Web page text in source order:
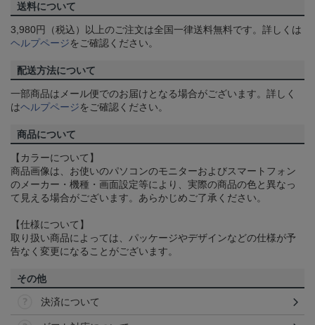
送料について
3,980円（税込）以上のご注文は全国一律送料無料です。詳しくは
ヘルプページをご確認ください。
配送方法について
一部商品はメール便でのお届けとなる場合がございます。詳しく
はヘルプページをご確認ください。
商品について
【カラーについて】
商品画像は、お使いのパソコンのモニターおよびスマートフォン
のメーカー・機種・画面設定等により、実際の商品の色と異なっ
て見える場合がございます。あらかじめご了承ください。
【仕様について】
取り扱い商品によっては、パッケージやデザインなどの仕様が予
告なく変更になることがございます。
その他
決済について